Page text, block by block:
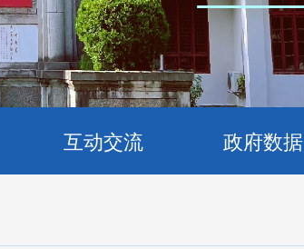
互动交流 政府数据